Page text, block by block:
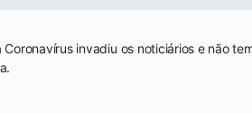
Coronavírus invadiu os noticiários e não